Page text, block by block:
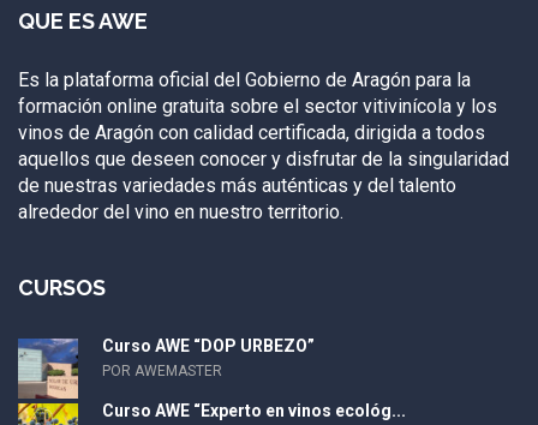
QUE ES AWE
Es la plataforma oficial del Gobierno de Aragón para la
formación online gratuita sobre el sector vitivinícola y los
vinos de Aragón con calidad certificada, dirigida a todos
aquellos que deseen conocer y disfrutar de la singularidad
de nuestras variedades más auténticas y del talento
alrededor del vino en nuestro territorio.
CURSOS
Curso AWE “DOP URBEZO”
POR AWEMASTER
Curso AWE “Experto en vinos ecológ...